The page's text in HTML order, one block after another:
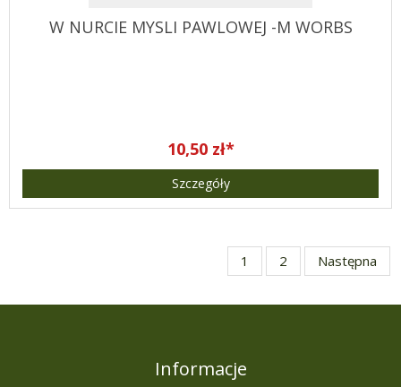
W NURCIE MYSLI PAWLOWEJ -M WORBS
10,50 zł*
Szczegóły
1 2 Następna
Informacje